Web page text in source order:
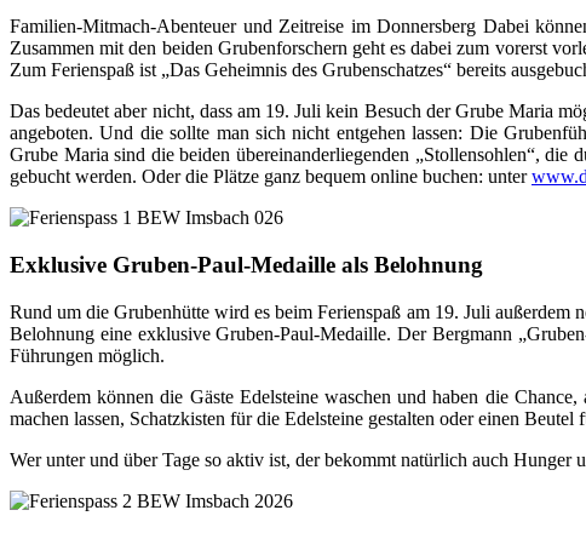
Familien-Mitmach-Abenteuer und Zeitreise im Donnersberg Dabei
Zusammen mit den beiden Grubenforschern geht es dabei zum vorerst
Zum Ferienspaß ist „Das Geheimnis des Grubenschatzes“ bereits
Das bedeutet aber nicht, dass am 19. Juli kein Besuch der Grube Maria
angeboten. Und die sollte man sich nicht entgehen lassen: Die
Grube Maria sind die beiden übereinanderliegenden „Stollensohlen“,
gebucht werden. Oder die Plätze ganz bequem online buchen: unter
Exklusive Gruben-Paul-Medaille als Belohnung
Rund um die Grubenhütte wird es beim Ferienspaß am 19. Juli
Belohnung eine exklusive Gruben-Paul-Medaille. Der Bergmann
Führungen möglich.
Außerdem können die Gäste Edelsteine waschen und haben die
machen lassen, Schatzkisten für die Edelsteine gestalten oder einen
Wer unter und über Tage so aktiv ist, der bekommt natürlich auch